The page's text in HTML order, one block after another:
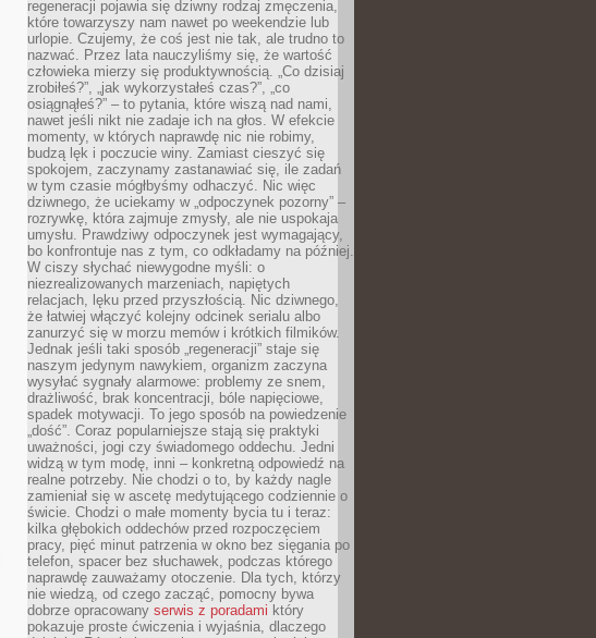
regeneracji pojawia się dziwny rodzaj zmęczenia,
które towarzyszy nam nawet po weekendzie lub
urlopie. Czujemy, że coś jest nie tak, ale trudno to
nazwać. Przez lata nauczyliśmy się, że wartość
człowieka mierzy się produktywnością. „Co dzisiaj
zrobiłeś?”, „jak wykorzystałeś czas?”, „co
osiągnąłeś?” – to pytania, które wiszą nad nami,
nawet jeśli nikt nie zadaje ich na głos. W efekcie
momenty, w których naprawdę nic nie robimy,
budzą lęk i poczucie winy. Zamiast cieszyć się
spokojem, zaczynamy zastanawiać się, ile zadań
w tym czasie mógłbyśmy odhaczyć. Nic więc
dziwnego, że uciekamy w „odpoczynek pozorny” –
rozrywkę, która zajmuje zmysły, ale nie uspokaja
umysłu. Prawdziwy odpoczynek jest wymagający,
bo konfrontuje nas z tym, co odkładamy na później.
W ciszy słychać niewygodne myśli: o
niezrealizowanych marzeniach, napiętych
relacjach, lęku przed przyszłością. Nic dziwnego,
że łatwiej włączyć kolejny odcinek serialu albo
zanurzyć się w morzu memów i krótkich filmików.
Jednak jeśli taki sposób „regeneracji” staje się
naszym jedynym nawykiem, organizm zaczyna
wysyłać sygnały alarmowe: problemy ze snem,
drażliwość, brak koncentracji, bóle napięciowe,
spadek motywacji. To jego sposób na powiedzenie
„dość”. Coraz popularniejsze stają się praktyki
uważności, jogi czy świadomego oddechu. Jedni
widzą w tym modę, inni – konkretną odpowiedź na
realne potrzeby. Nie chodzi o to, by każdy nagle
zamieniał się w ascetę medytującego codziennie o
świcie. Chodzi o małe momenty bycia tu i teraz:
kilka głębokich oddechów przed rozpoczęciem
pracy, pięć minut patrzenia w okno bez sięgania po
telefon, spacer bez słuchawek, podczas którego
naprawdę zauważamy otoczenie. Dla tych, którzy
nie wiedzą, od czego zacząć, pomocny bywa
dobrze opracowany serwis z poradami który
pokazuje proste ćwiczenia i wyjaśnia, dlaczego